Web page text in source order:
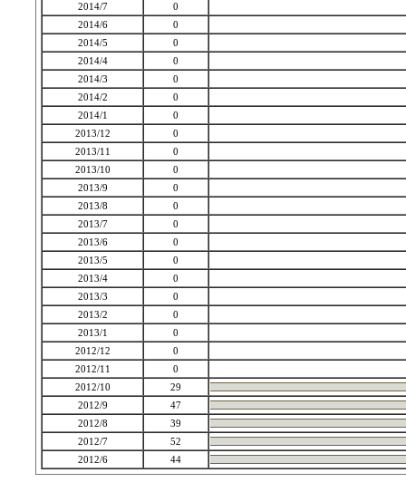
2014/7
0
2014/6
0
2014/5
0
2014/4
0
2014/3
0
2014/2
0
2014/1
0
2013/12
0
2013/11
0
2013/10
0
2013/9
0
2013/8
0
2013/7
0
2013/6
0
2013/5
0
2013/4
0
2013/3
0
2013/2
0
2013/1
0
2012/12
0
2012/11
0
2012/10
29
2012/9
47
2012/8
39
2012/7
52
2012/6
44